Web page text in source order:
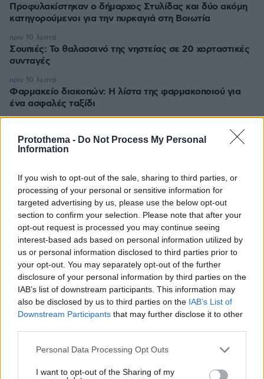
Protothema - Do Not Process My Personal
Information
If you wish to opt-out of the sale, sharing to third parties, or
processing of your personal or sensitive information for
targeted advertising by us, please use the below opt-out
section to confirm your selection. Please note that after your
opt-out request is processed you may continue seeing
interest-based ads based on personal information utilized by
us or personal information disclosed to third parties prior to
your opt-out. You may separately opt-out of the further
disclosure of your personal information by third parties on the
IAB’s list of downstream participants. This information may
also be disclosed by us to third parties on the IAB’s List of
Downstream Participants that may further disclose it to other
Please note that this website/app uses one or more Google
not limited to your visit or usage behaviour. You may click to
Personal Data Processing Opt Outs
I want to opt-out of the Sharing of my
Προφυλακίστηκαν ο δήμαρχος Στυλίδας και δύο ακόμη
κατηγορούμενοι για την πυρκαγιά στη Βοιωτία
Σουπιές: Το θαλασσινό της νηστείας σε 20 χορταστικές
συνταγές
πριν 10 λεπτά
Φαρμακείο διακοπών: Η λίστα της φαρμακοποιού για
ένα ασφαλές ταξίδι
πριν 10 λεπτά
Στον εισαγγελέα σήμερα η 46χρονη που κατηγορείται
για την επίθεση στη Marfin, πέρασε τη νύχτα στα
Σάλος στη Λιθουανία από σαμποτάζ σε προσπάθεια
ρεκόρ powerlifting από Βελγίδα: «Είμαι ρατσιστής και
το έκανα επίτηδες» έγραψε ο δράστης
πριν 19 λεπτά
Η Ιουλία Καλλιμάνη θύμωσε με θεατή που της πέταξε
λουλούδια στην Ηγουμενίτσα: Του τα επέστρεψε στο
κεφάλι και είπε «εσένα σ' αρέσει αυτό...», δείτε βίντεο
πριν 31 λεπτά
ΜΙΧΑΛΗΣ ΣΤΟΥΚΑΣ
Καλός ο σχεδιασμός, αλλά οι φωτιές... δεν τον
υπολογίζουν
πριν 35 λεπτά
πριν 36 λεπτά